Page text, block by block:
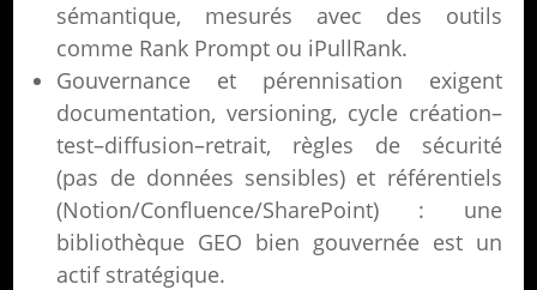
sémantique, mesurés avec des outils
comme Rank Prompt ou iPullRank.
Gouvernance et pérennisation exigent
documentation, versioning, cycle création–
test–diffusion–retrait, règles de sécurité
(pas de données sensibles) et référentiels
(Notion/Confluence/SharePoint) : une
bibliothèque GEO bien gouvernée est un
actif stratégique.